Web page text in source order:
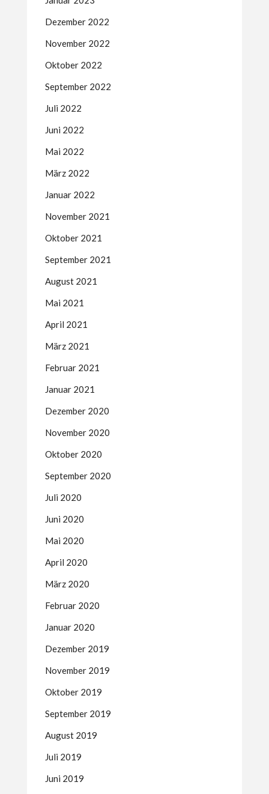
Dezember 2022
November 2022
Oktober 2022
September 2022
Juli 2022
Juni 2022
Mai 2022
März 2022
Januar 2022
November 2021
Oktober 2021
September 2021
August 2021
Mai 2021
April 2021
März 2021
Februar 2021
Januar 2021
Dezember 2020
November 2020
Oktober 2020
September 2020
Juli 2020
Juni 2020
Mai 2020
April 2020
März 2020
Februar 2020
Januar 2020
Dezember 2019
November 2019
Oktober 2019
September 2019
August 2019
Juli 2019
Juni 2019